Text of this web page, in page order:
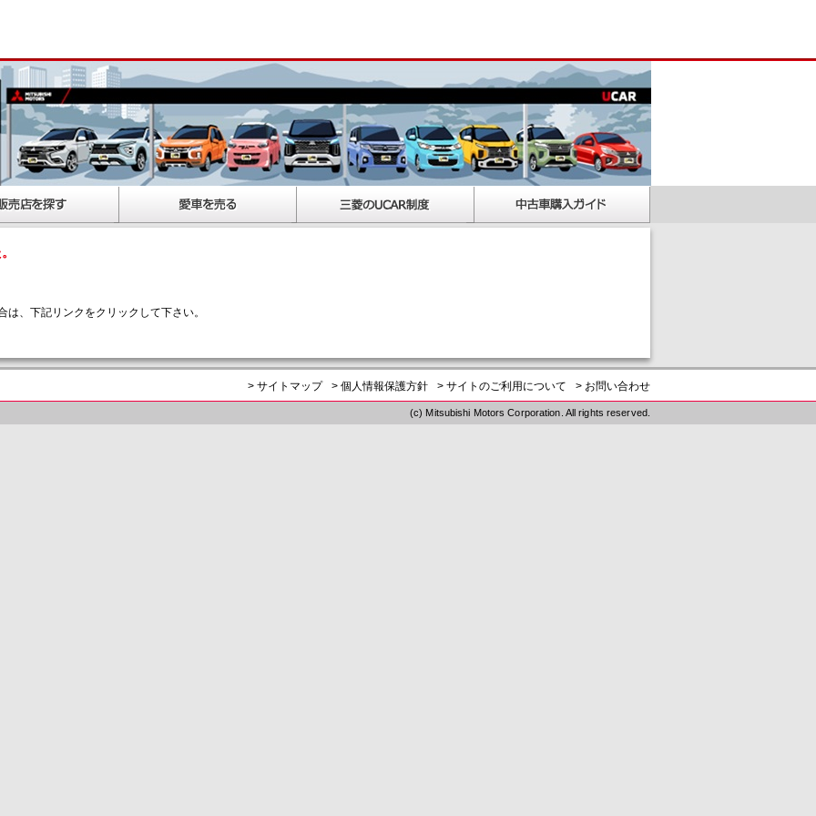
、下記リンクをクリックして下さい。
> サイトマップ > 個人情報保護方針 > サイトのご利用について > お問い合わせ
(c) Mitsubishi Motors Corporation. All rights reserved.